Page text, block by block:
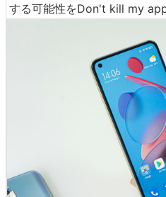
する可能性をDon't kill my